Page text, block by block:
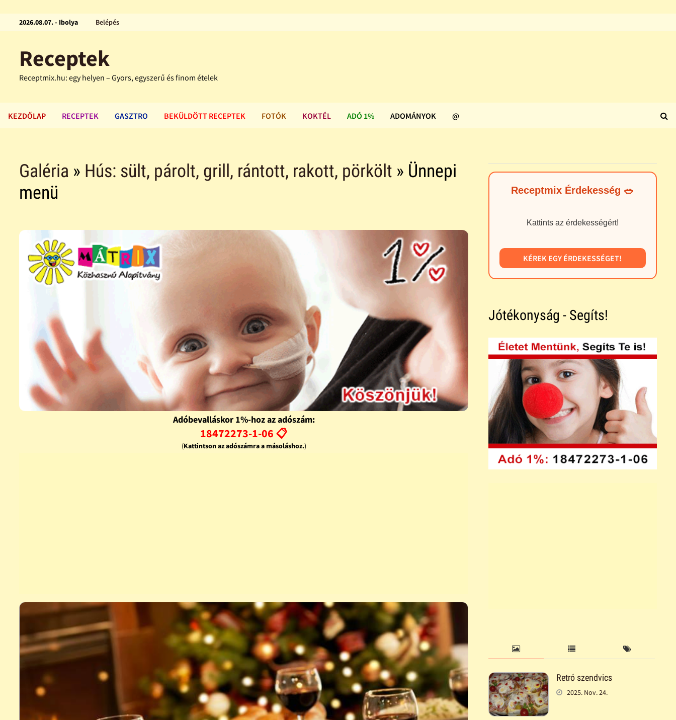
2026.08.07. - Ibolya Belépés
Receptek
Receptmix.hu: egy helyen – Gyors, egyszerű és finom ételek
KEZDŐLAP RECEPTEK GASZTRO BEKÜLDÖTT RECEPTEK FOTÓK KOKTÉL ADÓ 1% ADOMÁNYOK @
Galéria » Hús: sült, párolt, grill, rántott, rakott, pörkölt » Ünnepi
menü
Adóbevalláskor 1%-hoz az adószám:
18472273-1-06 📋
(Kattintson az adószámra a másoláshoz.)
Receptmix Érdekesség 🥗
Kattints az érdekességért!
KÉREK EGY ÉRDEKESSÉGET!
Jótékonyság - Segíts!
Retró szendvics
2025. Nov. 24.